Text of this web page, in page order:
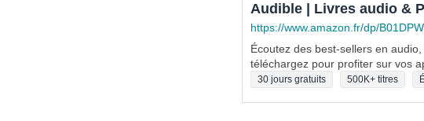
Audible | Livres audio &
https://www.amazon.fr/dp/
Écoutez des best-sellers en
téléchargez pour profiter sur vos
30 jours gratuits 500K+ titres